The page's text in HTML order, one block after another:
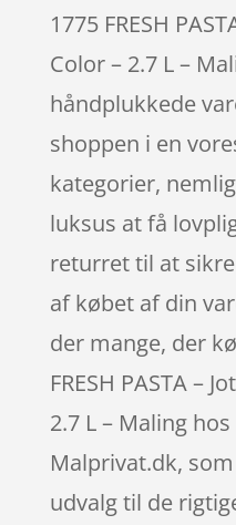
1775 FRESH
Color – 2.7 L –
håndplukkede
shoppen i en
kategorier,
luksus at få
returret til at
af købet af din
der mange, der
FRESH PASTA –
2.7 L – Maling
Malprivat.dk,
udvalg til de